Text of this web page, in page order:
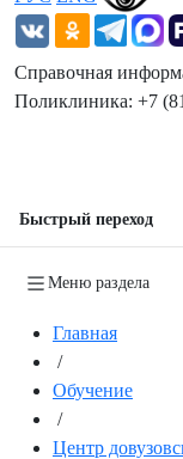
Справочная
Поликлиника: +7
Быстрый переход
Меню раздела
Главная
/
Обучение
/
Центр